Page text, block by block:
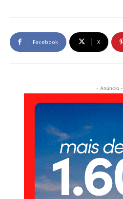
Facebook X
- Anúncio -